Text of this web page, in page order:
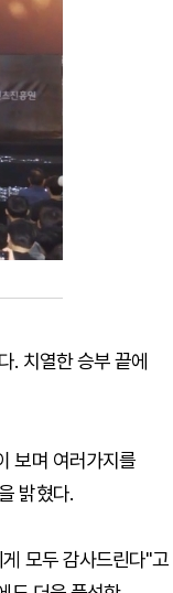
. 치열한 승부 끝에
보며 여러가지를
밝혔다.
모두 감사드린다"고